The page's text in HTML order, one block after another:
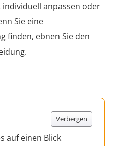
anpassen oder
Sie eine
finden, ebnen Sie den
Verbergen
auf einen Blick